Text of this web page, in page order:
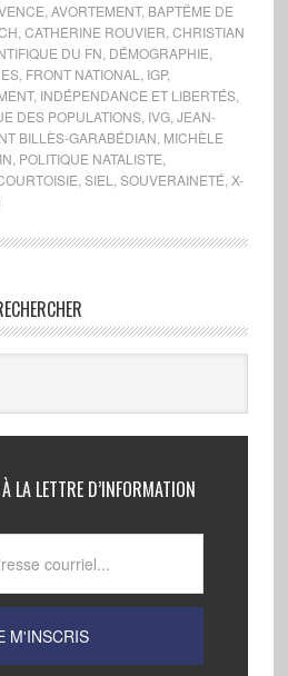
AVORTEMENT, BAPTÊME DE
CATHERINE ROUVIER CHRISTIAN
DU FN DÉMOGRAPHIE
, FRONT NATIONAL IGP,
, INDÉPENDANCE ET LIBERTÉS,
DES POPULATIONS, IVG, JEAN-
BILLÈS-GARABÉDIAN MICHÈLE
POLITIQUE NATALISTE
SIEL SOUVERAINETÉ X-
LA LETTRE D’INFORMATION